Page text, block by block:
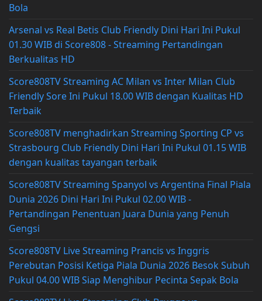
Bola
Arsenal vs Real Betis Club Friendly Dini Hari Ini Pukul
01.30 WIB di Score808 - Streaming Pertandingan
Berkualitas HD
Score808TV Streaming AC Milan vs Inter Milan Club
Friendly Sore Ini Pukul 18.00 WIB dengan Kualitas HD
Terbaik
Score808TV menghadirkan Streaming Sporting CP vs
Strasbourg Club Friendly Dini Hari Ini Pukul 01.15 WIB
dengan kualitas tayangan terbaik
Score808TV Streaming Spanyol vs Argentina Final Piala
Dunia 2026 Dini Hari Ini Pukul 02.00 WIB -
Pertandingan Penentuan Juara Dunia yang Penuh
Gengsi
Score808TV Live Streaming Prancis vs Inggris
Perebutan Posisi Ketiga Piala Dunia 2026 Besok Subuh
Pukul 04.00 WIB Siap Menghibur Pecinta Sepak Bola